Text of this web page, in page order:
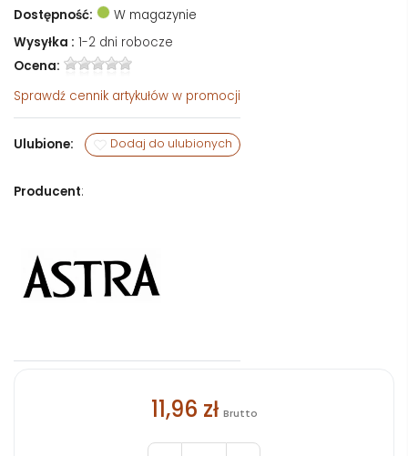
Dostępność:
W magazynie
Wysyłka : 1-2 dni robocze
Ocena:
Sprawdź cennik artykułów w promocji
Ulubione: Dodaj do ulubionych
Producent:
11,96 zł Brutto